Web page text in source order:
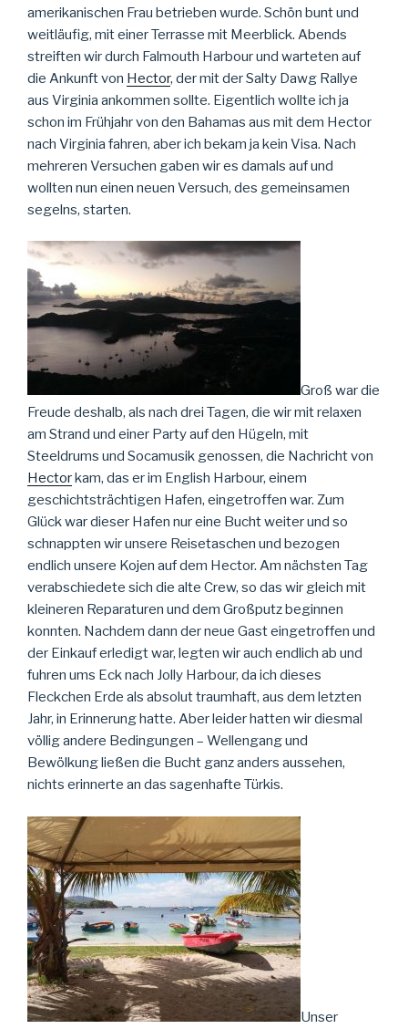
amerikanischen Frau betrieben wurde. Schön bunt und
weitläufig, mit einer Terrasse mit Meerblick. Abends
streiften wir durch Falmouth Harbour und warteten auf
die Ankunft von Hector, der mit der Salty Dawg Rallye
aus Virginia ankommen sollte. Eigentlich wollte ich ja
schon im Frühjahr von den Bahamas aus mit dem Hector
nach Virginia fahren, aber ich bekam ja kein Visa. Nach
mehreren Versuchen gaben wir es damals auf und
wollten nun einen neuen Versuch, des gemeinsamen
segelns, starten.
Groß war die
Freude deshalb, als nach drei Tagen, die wir mit relaxen
am Strand und einer Party auf den Hügeln, mit
Steeldrums und Socamusik genossen, die Nachricht von
Hectorkam, das er im English Harbour, einem
geschichtsträchtigen Hafen, eingetroffen war. Zum
Glück war dieser Hafen nur eine Bucht weiter und so
schnappten wir unsere Reisetaschen und bezogen
endlich unsere Kojen auf dem Hector. Am nächsten Tag
verabschiedete sich die alte Crew, so das wir gleich mit
kleineren Reparaturen und dem Großputz beginnen
konnten. Nachdem dann der neue Gast eingetroffen und
der Einkauf erledigt war, legten wir auch endlich ab und
fuhren ums Eck nach Jolly Harbour, da ich dieses
Fleckchen Erde als absolut traumhaft, aus dem letzten
Jahr, in Erinnerung hatte. Aber leider hatten wir diesmal
völlig andere Bedingungen – Wellengang und
Bewölkung ließen die Bucht ganz anders aussehen,
nichts erinnerte an das sagenhafte Türkis.
Unser